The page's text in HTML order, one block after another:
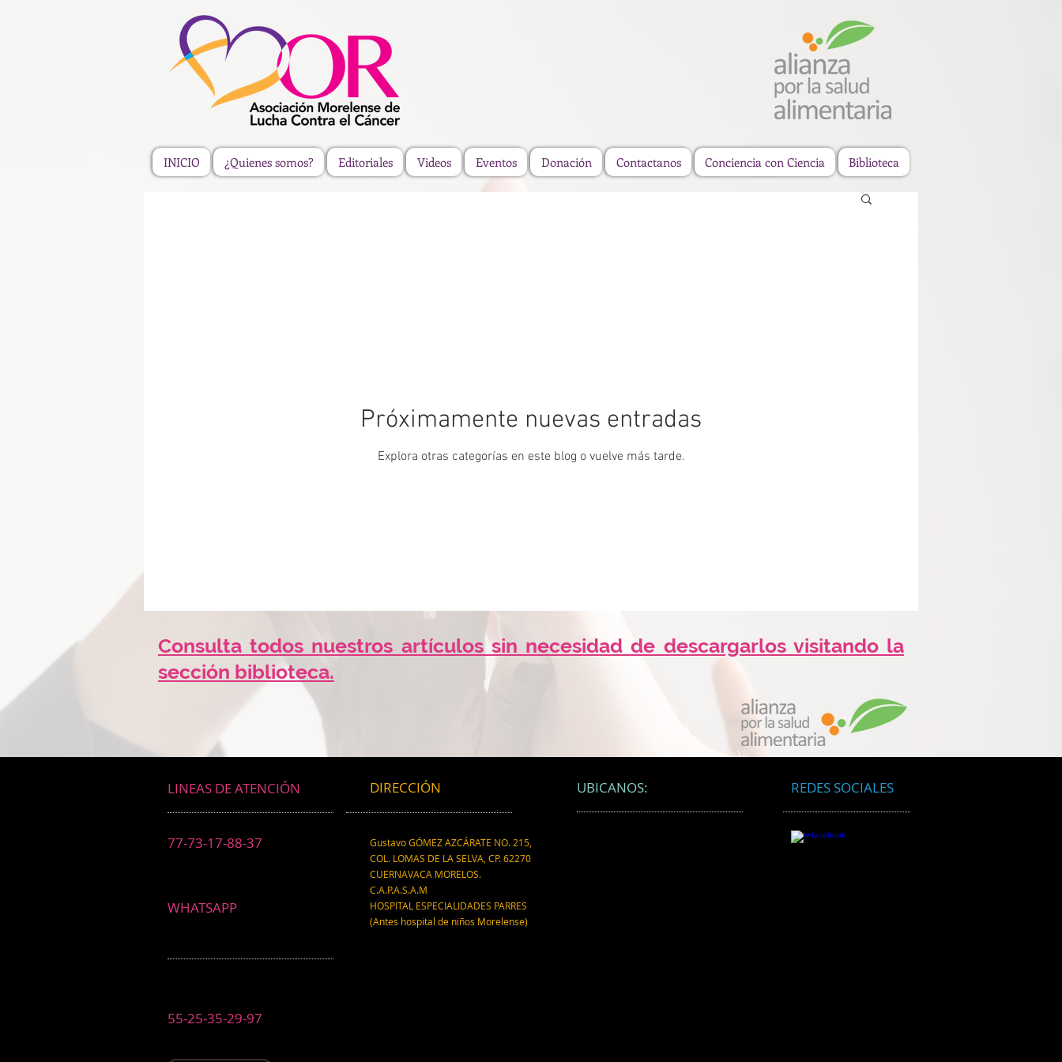
INICIO ¿Quienes somos? Editoriales Videos Eventos Donación Contactanos Conciencia con Ciencia Biblioteca
Próximamente nuevas entradas
Explora otras categorías en este blog o vuelve más tarde.
Consulta todos nuestros artículos sin necesidad de descargarlos visitando la
sección biblioteca.
LINEAS DE ATENCIÓN
77-73-17-88-37
WHATSAPP
DIRECCIÓN
Gustavo GÓMEZ AZCÁRATE NO. 215,
COL. LOMAS DE LA SELVA, CP. 62270
CUERNAVACA MORELOS.
C.A.P.A.S.A.M
HOSPITAL ESPECIALIDADES PARRES
(Antes hospital de niños Morelense)
55-25-35-29-97
UBICANOS: REDES SOCIALES